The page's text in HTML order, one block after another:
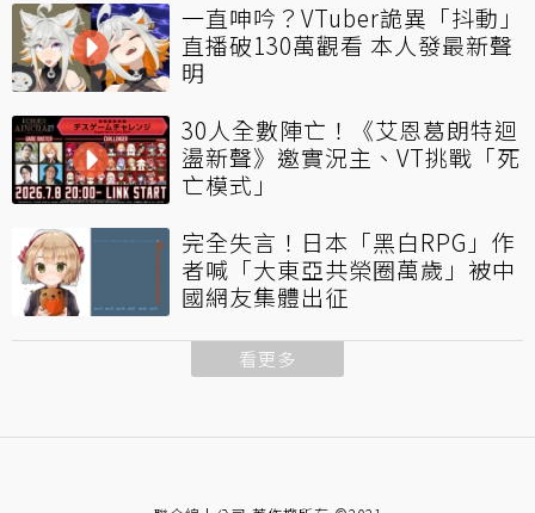
一直呻吟？VTuber詭異「抖動」
直播破130萬觀看 本人發最新聲
明
30人全數陣亡！《艾恩葛朗特迴
盪新聲》邀實況主、VT挑戰「死
亡模式」
完全失言！日本「黑白RPG」作
者喊「大東亞共榮圈萬歲」被中
國網友集體出征
看更多